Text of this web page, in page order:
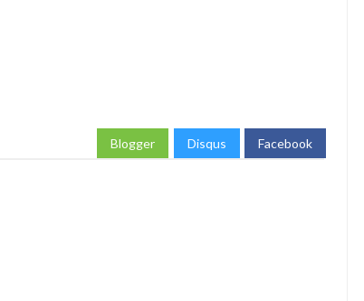
Blogger Disqus Facebook